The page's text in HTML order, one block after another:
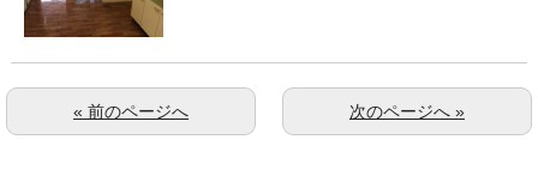
次のページへ »
« 前のページへ